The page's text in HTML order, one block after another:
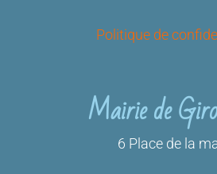
Politique de
Mairie de
6 Place de la